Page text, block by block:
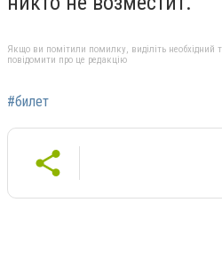
Якщо ви помітили помилку, виділіть необхідний
повідомити про це редакцію
#билет